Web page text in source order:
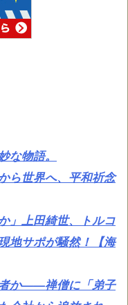
な物語。
ら世界へ、平和祈念
」上田綺世、トルコ
地サポが騒然！【海
か——禅僧に「弟子